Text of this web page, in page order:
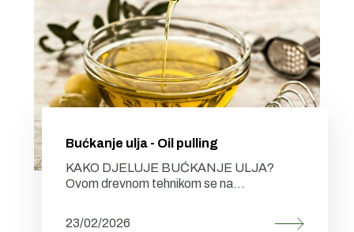
Bućkanje ulja - Oil pulling
KAKO DJELUJE BUĆKANJE ULJA?
Ovom drevnom tehnikom se na...
23/02/2026